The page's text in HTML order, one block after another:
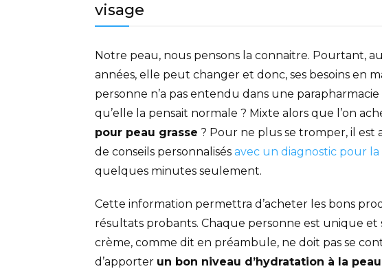
visage
Notre peau, nous pensons la connaitre. Pourtant, au
années, elle peut changer et donc, ses besoins en
personne n’a pas entendu dans une
qu’elle la pensait normale ? Mixte alors que l’on
pour peau grasse ? Pour ne plus se tromper, il
de conseils personnalisés avec un diagnostic pour
quelques minutes seulement.
Cette information permettra d’acheter les bons
résultats probants. Chaque personne est unique et
crème, comme dit en préambule, ne doit pas se
d’apporter un bon niveau d’hydratation à la peau